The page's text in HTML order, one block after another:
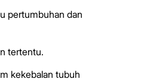
pertumbuhan dan
tertentu.
kekebalan tubuh